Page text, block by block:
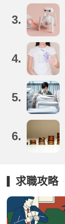
3.
4.
5.
6.
求職攻略